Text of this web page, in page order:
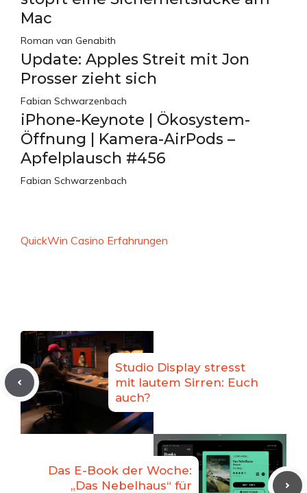
Mac
Roman van Genabith
Update: Apples Streit mit Jon
Prosser zieht sich
Fabian Schwarzenbach
iPhone-Keynote | Ökosystem-
Öffnung | Kamera-AirPods –
Apfelplausch #456
Fabian Schwarzenbach
QuickWin Casino Erfahrungen
Studio Display stresst
mit lautem Sirren: Euch
auch?
Das E-Book der Woche:
„Das Nebelhaus“ für